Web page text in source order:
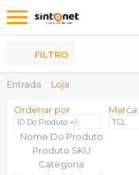
Entrada Loja
FILTRO
Ordenar por
ID Do Produto +/-
Nome Do Produto
Produto SKU
Categoria
Marca:
TCL